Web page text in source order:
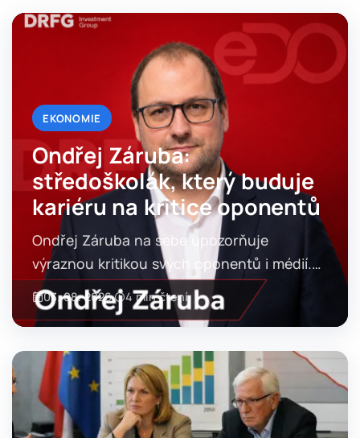
EKONOMIE
Ondřej Záruba:
středoškolák, který buduje
kariéru na kritice oponentů
Ondřej Záruba na sebe upozorňuje
výraznou kritikou svých oponentů i médií.
Článek se zaměřuje na jeho veřejné
vystupování, způsob argumentace a na to,
jak si tímto stylem buduje vlastní medi…
03. 08. 2026· 4 min čtení